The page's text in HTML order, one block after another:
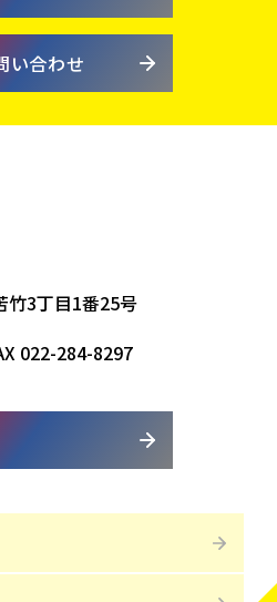
い合わせ
竹3丁目1番25号
022-284-8297